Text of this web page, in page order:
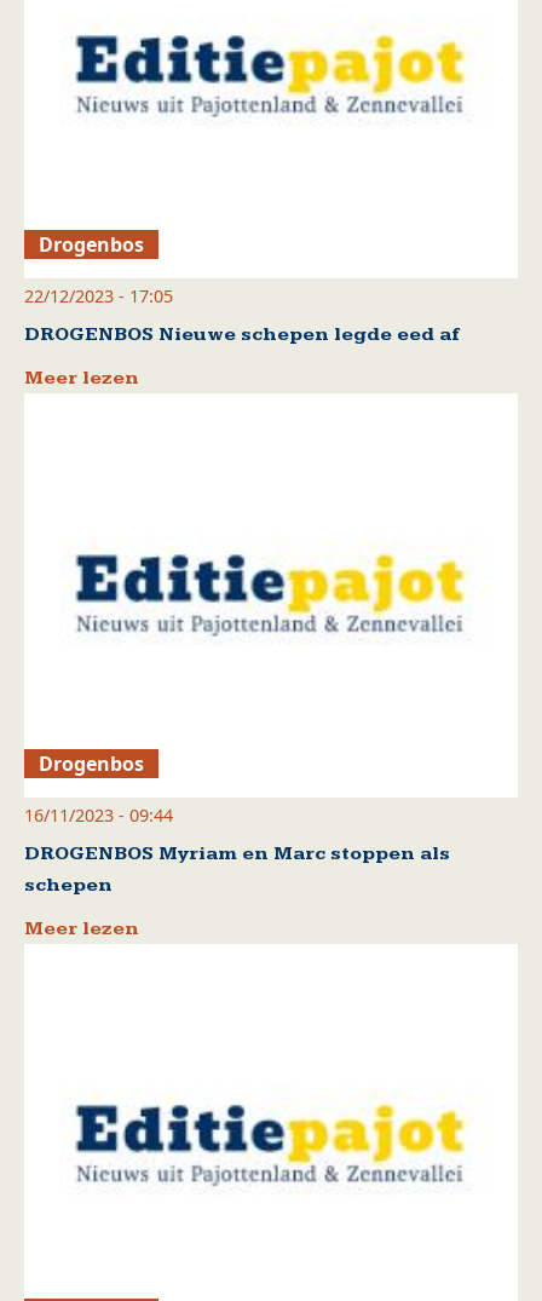
Drogenbos
22/12/2023 - 17:05
DROGENBOS Nieuwe schepen legde eed af
Meer lezen
Drogenbos
16/11/2023 - 09:44
DROGENBOS Myriam en Marc stoppen als
schepen
Meer lezen